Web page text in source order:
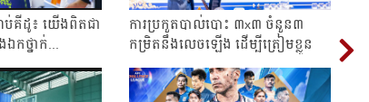
ប់គីដូ៖​ យើង​ពិត​ជា​
ក​ថ្នាក់...
ការប្រកួតបាល់បោះ ៣x៣ ចំនួន​៣​
កម្រិត​នឹង​លេច​ឡើង ​ដើម្បីត្រៀ​ម​ខ្លួន​